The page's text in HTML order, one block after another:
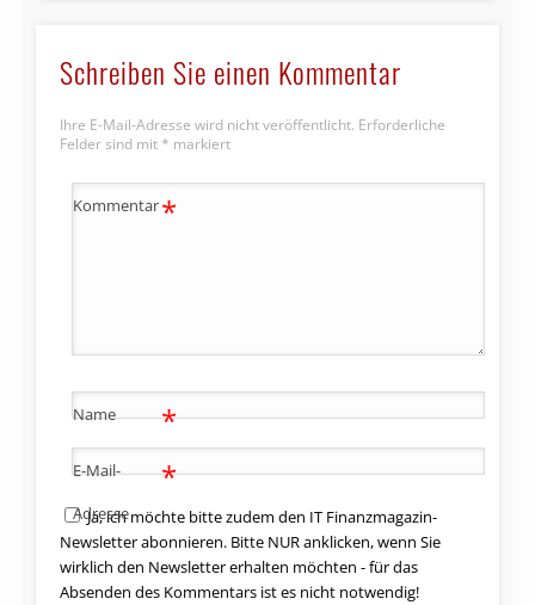
Schreiben Sie einen Kommentar
Ihre E-Mail-Adresse wird nicht veröffentlicht. Erforderliche
Felder sind mit * markiert
Kommentar*
Name *
E-Mail-
Adresse
*
Ja, ich möchte bitte zudem den IT Finanzmagazin-
Newsletter abonnieren. Bitte NUR anklicken, wenn Sie
wirklich den Newsletter erhalten möchten - für das
Absenden des Kommentars ist es nicht notwendig!